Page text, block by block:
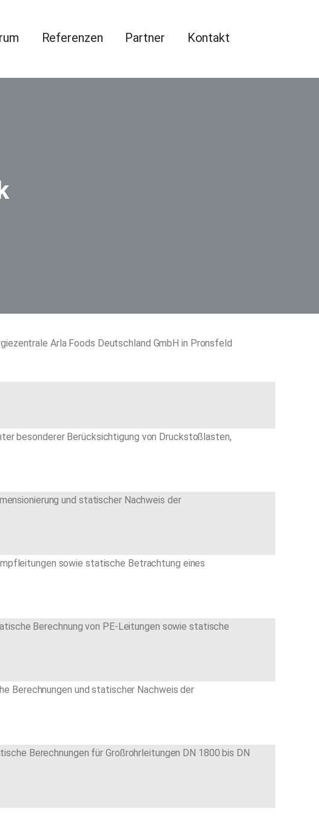
Referenzen Partner Kontakt
Arla Foods Deutschland GmbH in Pronsfeld
besonderer Berücksichtigung von Druckstoßlasten,
und statischer Nachweis der
sowie statische Betrachtung eines
Berechnung von PE-Leitungen sowie statische
Berechnungen und statischer Nachweis der
Berechnungen für Großrohrleitungen DN 1800 bis DN